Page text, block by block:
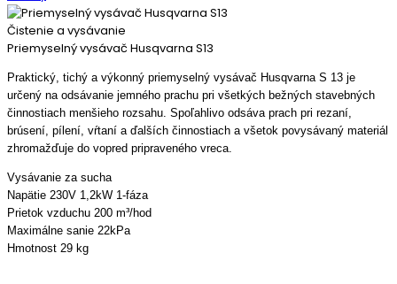
Čistenie a vysávanie
Priemyselný vysávač Husqvarna S13
Praktický, tichý a výkonný priemyselný vysávač Husqvarna S 13 je
určený na odsávanie jemného prachu pri všetkých bežných stavebných
činnostiach menšieho rozsahu. Spoľahlivo odsáva prach pri rezaní,
brúsení, pílení, vŕtaní a ďalších činnostiach a všetok povysávaný materiál
zhromažďuje do vopred pripraveného vreca.
Vysávanie za sucha
Napätie 230V 1,2kW 1-fáza
Prietok vzduchu 200 m³/hod
Maximálne sanie 22kPa
Hmotnost 29 kg